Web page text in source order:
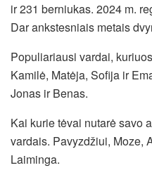
ir 231 berniukas. 2024 m.
Dar ankstesniais metais
Populiariausi vardai,
Kamilė, Matėja, Sofija ir
Jonas ir Benas.
Kai kurie tėvai nutarė savo
vardais. Pavyzdžiui, Moze,
Laiminga.